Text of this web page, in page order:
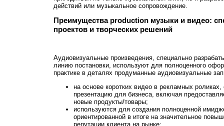
действий или музыкальное сопровождение.
Преимущества production музыки и видео:
проектов и творческих решений
Аудиовизуальные произведения, специально
линию постановки, используют для полноценного
практике в деталях продуманные аудиовизуальные
на основе коротких видео в рекламных
презентацию для бизнеса, включая
новые продукты/товары;
используются для создания полноценной
ориентированной в итоге на значительное
репутации клиента на рынке;